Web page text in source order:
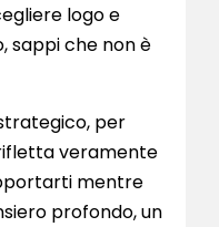
logo e
sappi che non è
per
veramente
mentre
profondo, un